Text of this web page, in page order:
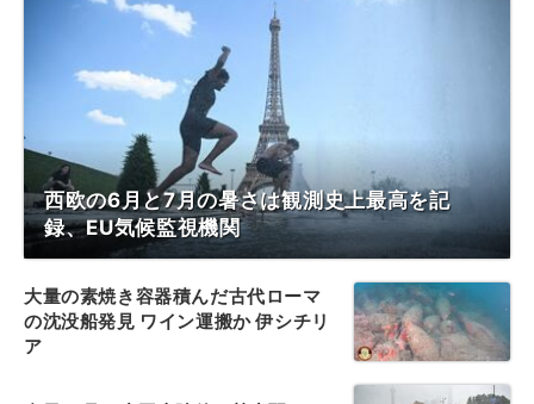
西欧の6月と7月の暑さは観測史上最高を記
録、EU気候監視機関
大量の素焼き容器積んだ古代ローマ
の沈没船発見 ワイン運搬か 伊シチリ
ア